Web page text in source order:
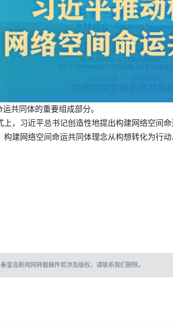
共同体的重要组成部分。
，习近平总书记创造性地提出构建网络空间命
建网络空间命运共同体理念从构想转化为行
皇岛新闻网转载稿件若涉及版权，请联系我们删除。